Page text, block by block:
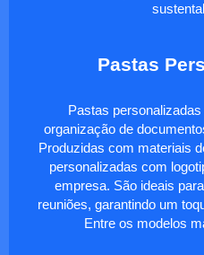
Pastas
Pastas
organização de
Produzidas com materiais
personalizadas com
empresa. São ideais
reuniões, garantindo um
Entre os modelos